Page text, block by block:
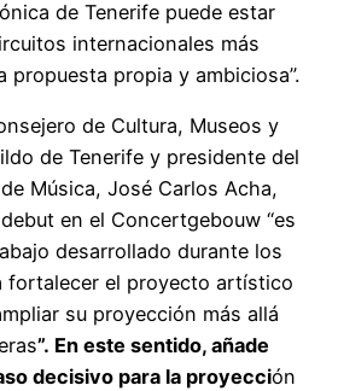
de Tenerife puede estar
internacionales más
propuesta propia y ambiciosa”.
de Cultura, Museos y
de Tenerife y presidente del
Música, José Carlos Acha,
en el Concertgebouw “es
desarrollado durante los
fortalecer el proyecto artístico
su proyección más allá
”. En este sentido, añade
decisivo para la proyección